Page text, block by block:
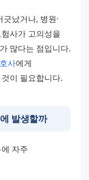
났거나, 병원·
사가 고의성을
많다는 점입니다.
사에게
이 필요합니다.
발생할까
자주